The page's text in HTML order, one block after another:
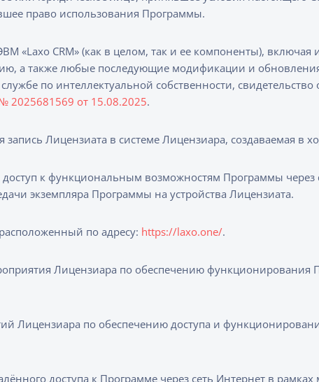
право использования Программы.
«Laxo CRM» (как в целом, так и ее компоненты), включая
а также любые последующие модификации и
по интеллектуальной собственности, свидетельство
2025681569 от 15.08.2025.
Лицензиата в системе Лицензиара, создаваемая в
к функциональным возможностям Программы через
экземпляра Программы на устройства Лицензиата.
по адресу: https://laxo.one/.
Лицензиара по обеспечению функционирования
Лицензиара по обеспечению доступа и
доступа к Программе через сеть Интернет в рамках